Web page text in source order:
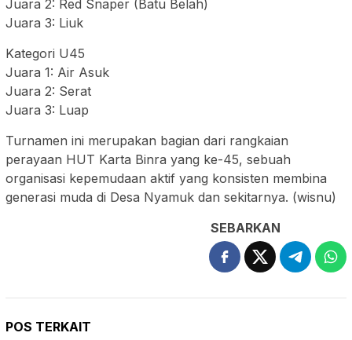
Juara 2: Red Snaper (Batu Belah)
Juara 3: Liuk
Kategori U45
Juara 1: Air Asuk
Juara 2: Serat
Juara 3: Luap
Turnamen ini merupakan bagian dari rangkaian
perayaan HUT Karta Binra yang ke-45, sebuah
organisasi kepemudaan aktif yang konsisten membina
generasi muda di Desa Nyamuk dan sekitarnya. (wisnu)
SEBARKAN
POS TERKAIT